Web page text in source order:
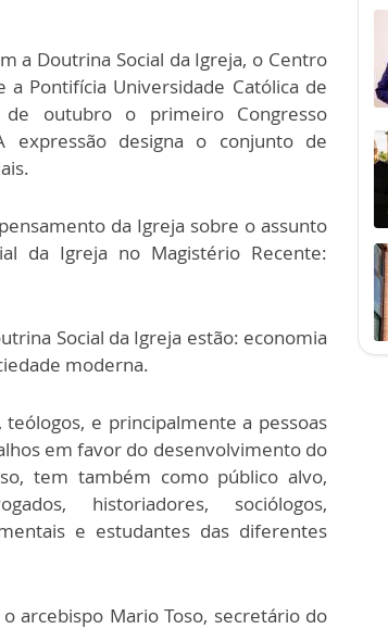
a Doutrina Social da Igreja, o Centro
a Pontifícia Universidade Católica de
outubro o primeiro Congresso
expressão designa o conjunto de
da Igreja sobre o assunto
da Igreja no Magistério Recente:
Social da Igreja estão: economia
moderna.
e principalmente a pessoas
em favor do desenvolvimento do
tem também como público alvo,
historiadores, sociólogos,
e estudantes das diferentes
arcebispo Mario Toso, secretário do